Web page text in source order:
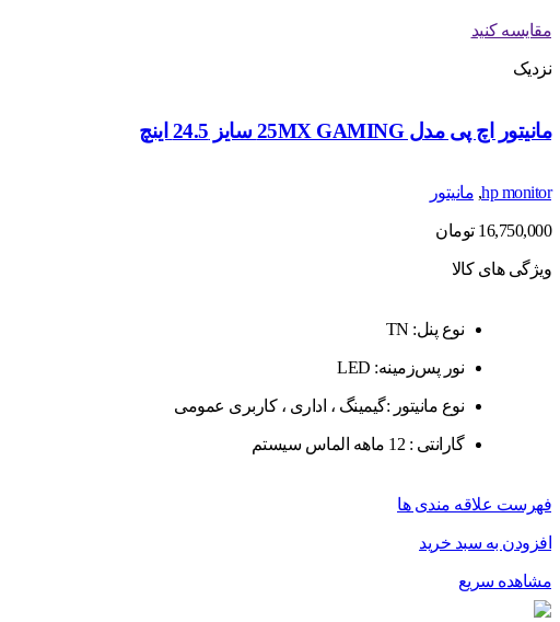
مقایسه کنید
نزدیک
مانیتور اچ پی مدل 25MX GAMING سایز 24.5 اینچ
hp monitor
, مانیتور
16,750,000 تومان
ویژگی های کالا
نوع پنل: TN
نور پس‌زمینه: LED
نوع مانیتور :گیمینگ ، اداری ، کاربری عمومی
گارانتی : 12 ماهه الماس سیستم
فهرست علاقه مندی ها
افزودن به سبد خرید
مشاهده سریع